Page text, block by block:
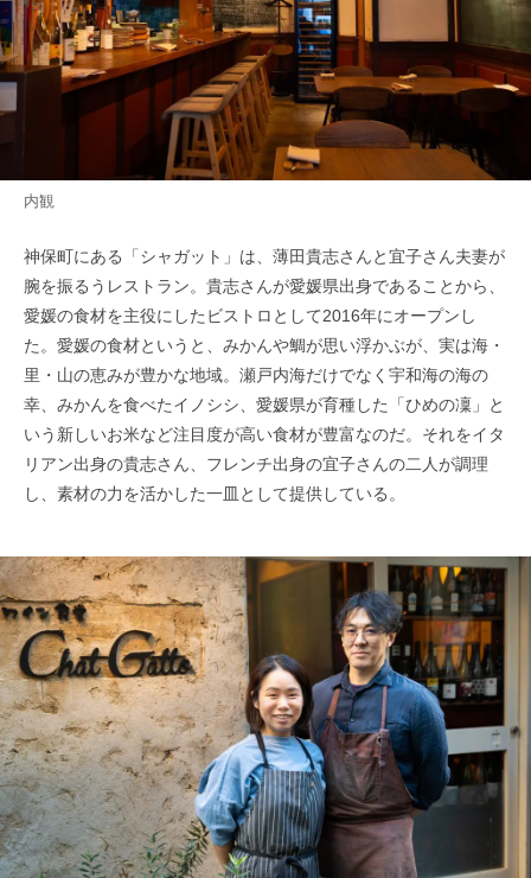
内観
神保町にある「シャガット」は、薄田貴志さんと宜子さん夫妻が
腕を振るうレストラン。貴志さんが愛媛県出身であることから、
愛媛の食材を主役にしたビストロとして2016年にオープンし
た。愛媛の食材というと、みかんや鯛が思い浮かぶが、実は海・
里・山の恵みが豊かな地域。瀬戸内海だけでなく宇和海の海の
幸、みかんを食べたイノシシ、愛媛県が育種した「ひめの凜」と
いう新しいお米など注目度が高い食材が豊富なのだ。それをイタ
リアン出身の貴志さん、フレンチ出身の宜子さんの二人が調理
し、素材の力を活かした一皿として提供している。